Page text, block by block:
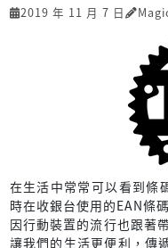
2019 年 11 月 7 日
在生活中常常可以看到條
時在收銀台使用的EAN條
因行動裝置的流行也跟著
讓我們的生活更便利，傳